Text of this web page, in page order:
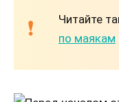
Читайте
по маякам